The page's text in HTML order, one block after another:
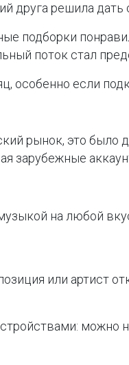
друга решила
подборки
поток стал
особенно если
рынок, это было
зарубежные
на любой
или артист
можно